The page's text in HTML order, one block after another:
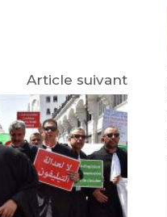
Article suivant